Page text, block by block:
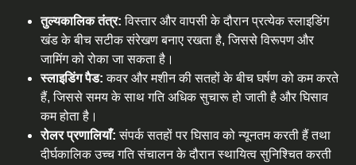
तुल्यकालिक तंत्र: विस्तार और वापसी के दौरान प्रत्येक स्लाइडिंग
खंड के बीच सटीक संरेखण बनाए रखता है, जिससे विरूपण और
जामिंग को रोका जा सकता है।
स्लाइडिंग पैड: कवर और मशीन की सतहों के बीच घर्षण को कम करते
हैं, जिससे समय के साथ गति अधिक सुचारू हो जाती है और घिसाव
कम होता है।
रोलर प्रणालियाँ: संपर्क सतहों पर घिसाव को न्यूनतम करती हैं तथा
दीर्घकालिक उच्च गति संचालन के दौरान स्थायित्व सुनिश्चित करती